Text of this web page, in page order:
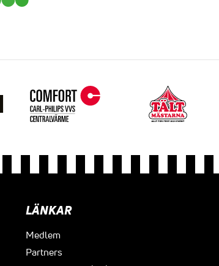
LÄNKAR
Medlem
Partners